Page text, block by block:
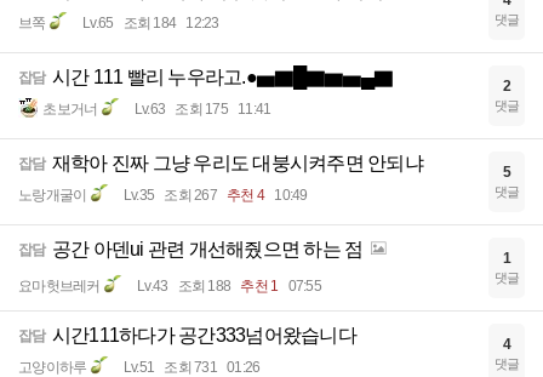
브쪽 Lv.65 조회 184 12:23 댓글
잡담 시간 111 빨리 누우라고.●▅▇█▇▆▅▄▇
초보거너 Lv.63 조회 175 11:41
2
댓글
잡담 재학아 진짜 그냥 우리도 대붕시켜주면 안되냐
노랑개굴이 Lv.35 조회 267 추천 4 10:49
5
댓글
잡담 공간 아덴ui 관련 개선해줬으면 하는 점
요마헛브레커 Lv.43 조회 188 추천 1 07:55
1
댓글
잡담 시간111하다가 공간333넘어왔습니다
고양이하루 Lv.51 조회 731 01:26
4
댓글